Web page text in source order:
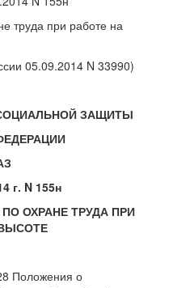
труда при работе на
05.09.2014 N 33990)
ЗАЩИТЫ
г. N 155н
ОХРАНЕ ТРУДА ПРИ
Положения о